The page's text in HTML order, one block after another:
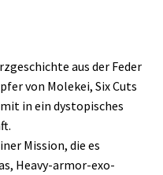
aus der Feder
von Molekei, Six Cuts
in ein dystopisches
Mission, die es
Heavy-armor-exo-